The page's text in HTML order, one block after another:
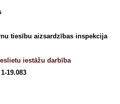
tiesību aizsardzības inspekcija
iestāžu darbība
19.083